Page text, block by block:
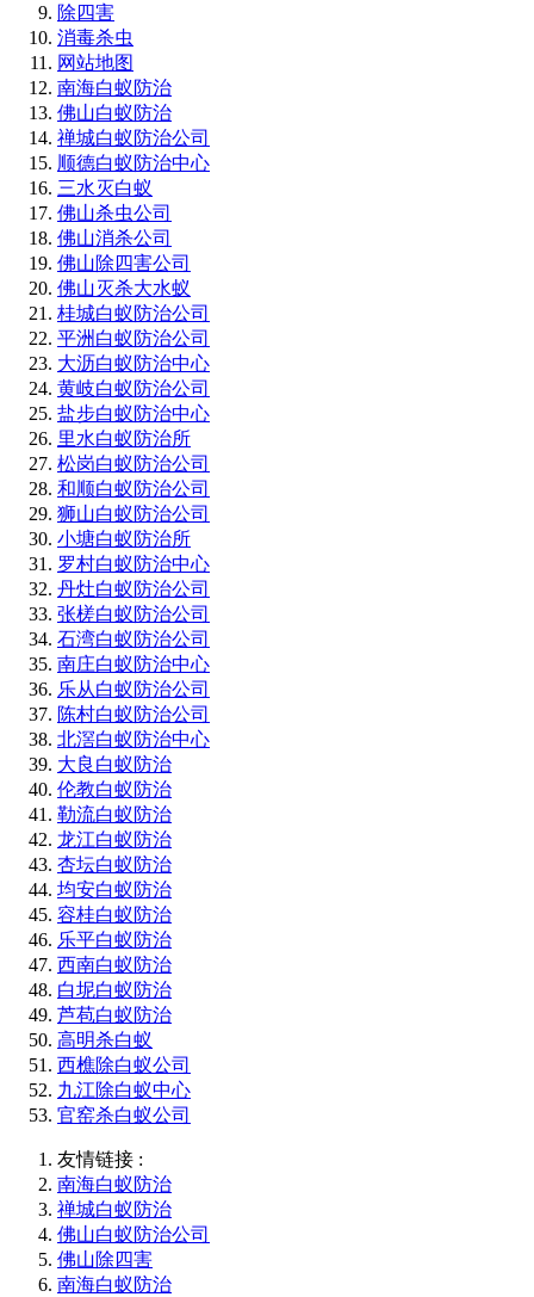
除四害
消毒杀虫
网站地图
南海白蚁防治
佛山白蚁防治
禅城白蚁防治公司
顺德白蚁防治中心
三水灭白蚁
佛山杀虫公司
佛山消杀公司
佛山除四害公司
佛山灭杀大水蚁
桂城白蚁防治公司
平洲白蚁防治公司
大沥白蚁防治中心
黄岐白蚁防治公司
盐步白蚁防治中心
里水白蚁防治所
松岗白蚁防治公司
和顺白蚁防治公司
狮山白蚁防治公司
小塘白蚁防治所
罗村白蚁防治中心
丹灶白蚁防治公司
张槎白蚁防治公司
石湾白蚁防治公司
南庄白蚁防治中心
乐从白蚁防治公司
陈村白蚁防治公司
北滘白蚁防治中心
大良白蚁防治
伦教白蚁防治
勒流白蚁防治
龙江白蚁防治
杏坛白蚁防治
均安白蚁防治
容桂白蚁防治
乐平白蚁防治
西南白蚁防治
白坭白蚁防治
芦苞白蚁防治
高明杀白蚁
西樵除白蚁公司
九江除白蚁中心
官窑杀白蚁公司
友情链接 :
南海白蚁防治
禅城白蚁防治
佛山白蚁防治公司
佛山除四害
南海白蚁防治